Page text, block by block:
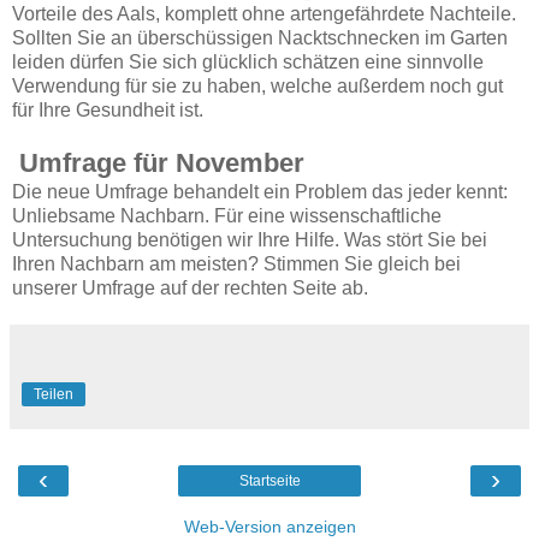
Vorteile des Aals, komplett ohne artengefährdete Nachteile.
Sollten Sie an überschüssigen Nacktschnecken im Garten
leiden dürfen Sie sich glücklich schätzen eine sinnvolle
Verwendung für sie zu haben, welche außerdem noch gut
für Ihre Gesundheit ist.
Umfrage für November
Die neue Umfrage behandelt ein Problem das jeder kennt:
Unliebsame Nachbarn. Für eine wissenschaftliche
Untersuchung benötigen wir Ihre Hilfe. Was stört Sie bei
Ihren Nachbarn am meisten? Stimmen Sie gleich bei
unserer Umfrage auf der rechten Seite ab.
Teilen
‹ ›
Startseite
Web-Version anzeigen